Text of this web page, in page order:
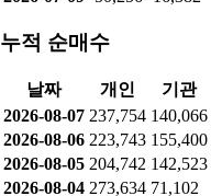
누적 순매수
날짜 개인 기관
2026-08-07 237,754 140,066
2026-08-06 223,743 155,400
2026-08-05 204,742 142,523
2026-08-04 273,634 71,102